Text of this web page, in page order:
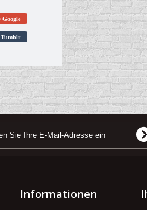
Google
Tumblr
Informationen